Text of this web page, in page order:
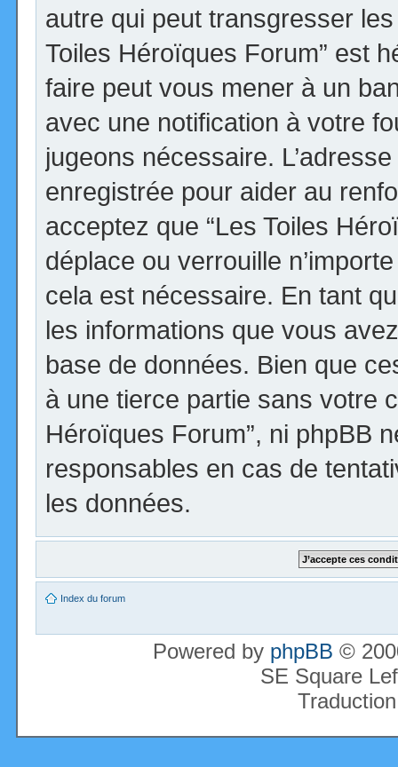
autre qui peut transgresser
Toiles Héroïques Forum” est
faire peut vous mener à un
avec une notification à votre
jugeons nécessaire.
enregistrée pour aider au
acceptez que “Les Toiles
déplace ou verrouille
cela est nécessaire. En tant
les informations que vous
base de données. Bien que
à une tierce partie sans votre
Héroïques Forum”, ni phpBB
responsables en cas de
les données.
Index du forum
Powered by phpBB ©
SE Square